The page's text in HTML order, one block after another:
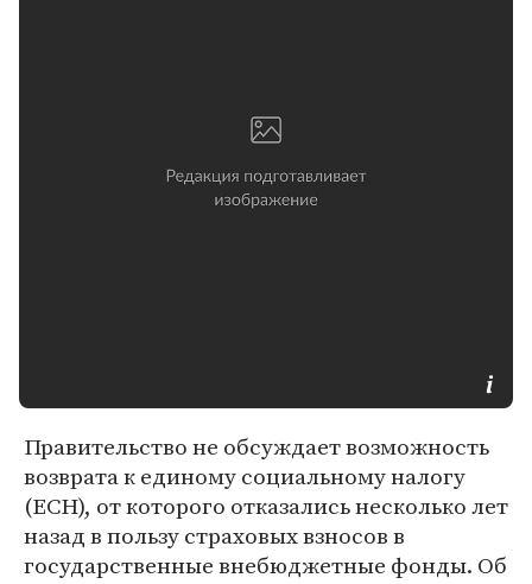
Правительство не обсуждает возможность
возврата к единому социальному налогу
(ЕСН), от которого отказались несколько лет
назад в пользу страховых взносов в
государственные внебюджетные фонды. Об